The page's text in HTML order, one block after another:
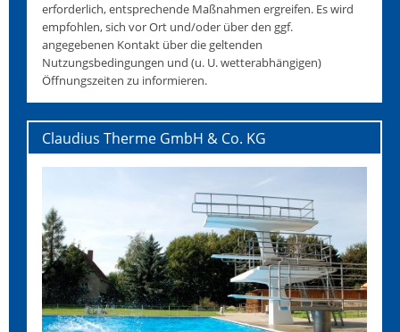
erforderlich, entsprechende Maßnahmen ergreifen. Es wird
empfohlen, sich vor Ort und/oder über den ggf.
angegebenen Kontakt über die geltenden
Nutzungsbedingungen und (u. U. wetterabhängigen)
Öffnungszeiten zu informieren.
Claudius Therme GmbH & Co. KG